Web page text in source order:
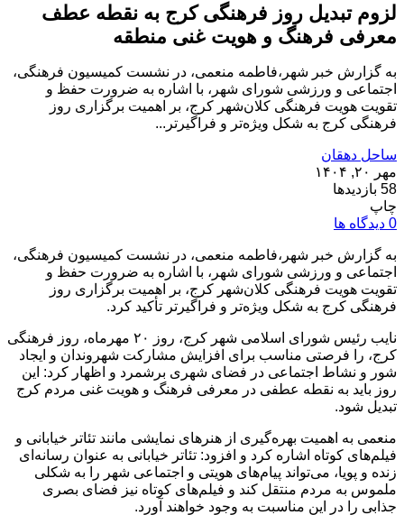
لزوم تبدیل روز فرهنگی کرج به نقطه عطف
معرفی فرهنگ و هویت غنی منطقه
به گزارش خبر شهر،فاطمه منعمی، در نشست کمیسیون فرهنگی،
اجتماعی و ورزشی شورای شهر، با اشاره به ضرورت حفظ و
تقویت هویت فرهنگی کلان‌شهر کرج، بر اهمیت برگزاری روز
فرهنگی کرج به شکل ویژه‌تر و فراگیرتر...
ساحل دهقان
مهر ۲۰, ۱۴۰۴
58 بازدیدها
چاپ
0 دیدگاه ها
به گزارش خبر شهر،فاطمه منعمی، در نشست کمیسیون فرهنگی،
اجتماعی و ورزشی شورای شهر، با اشاره به ضرورت حفظ و
تقویت هویت فرهنگی کلان‌شهر کرج، بر اهمیت برگزاری روز
فرهنگی کرج به شکل ویژه‌تر و فراگیرتر تأکید کرد.
نایب رئیس شورای اسلامی شهر کرج، روز ۲۰ مهرماه، روز فرهنگی
کرج، را فرصتی مناسب برای افزایش مشارکت شهروندان و ایجاد
شور و نشاط اجتماعی در فضای شهری برشمرد و اظهار کرد: این
روز باید به نقطه عطفی در معرفی فرهنگ و هویت غنی مردم کرج
تبدیل شود.
منعمی به اهمیت بهره‌گیری از هنرهای نمایشی مانند تئاتر خیابانی و
فیلم‌های کوتاه اشاره کرد و افزود: تئاتر خیابانی به عنوان رسانه‌ای
زنده و پویا، می‌تواند پیام‌های هویتی و اجتماعی شهر را به شکلی
ملموس به مردم منتقل کند و فیلم‌های کوتاه نیز فضای بصری
جذابی را در این مناسبت به وجود خواهند آورد.